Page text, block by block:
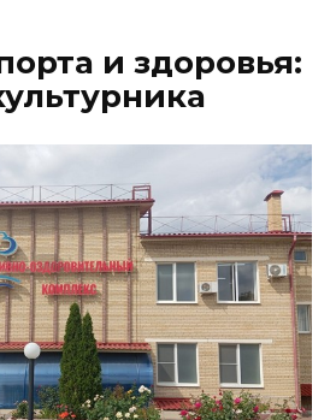
и здоровья: